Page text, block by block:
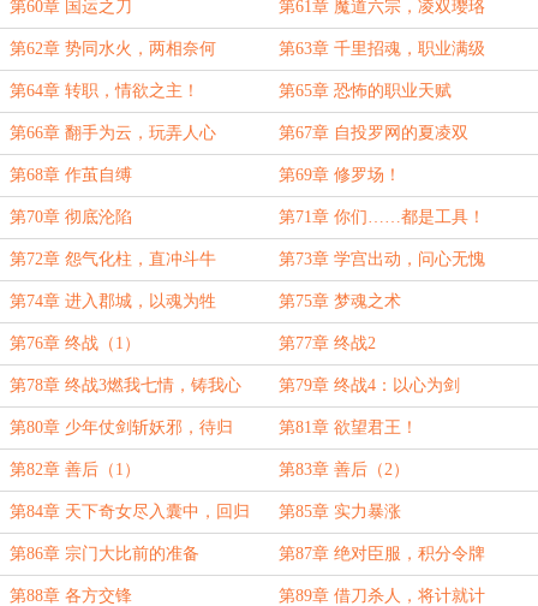
第60章 国运之刀 第61章 魔道六宗，凌双璎珞
第62章 势同水火，两相奈何 第63章 千里招魂，职业满级
第64章 转职，情欲之主！ 第65章 恐怖的职业天赋
第66章 翻手为云，玩弄人心 第67章 自投罗网的夏凌双
第68章 作茧自缚 第69章 修罗场！
第70章 彻底沦陷 第71章 你们……都是工具！
第72章 怨气化柱，直冲斗牛 第73章 学宫出动，问心无愧
第74章 进入郡城，以魂为牲 第75章 梦魂之术
第76章 终战（1） 第77章 终战2
第78章 终战3燃我七情，铸我心
剑！
第79章 终战4：以心为剑
第80章 少年仗剑斩妖邪，待归 第81章 欲望君王！
第82章 善后（1） 第83章 善后（2）
第84章 天下奇女尽入囊中，回归 第85章 实力暴涨
第86章 宗门大比前的准备 第87章 绝对臣服，积分令牌
第88章 各方交锋 第89章 借刀杀人，将计就计